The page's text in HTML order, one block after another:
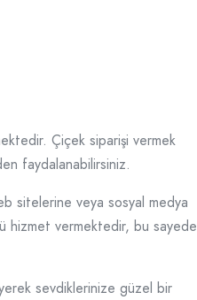
Çiçek siparişi vermek
faydalanabilirsiniz.
sitelerine veya sosyal medya
hizmet vermektedir, bu sayede
sevdiklerinize güzel bir